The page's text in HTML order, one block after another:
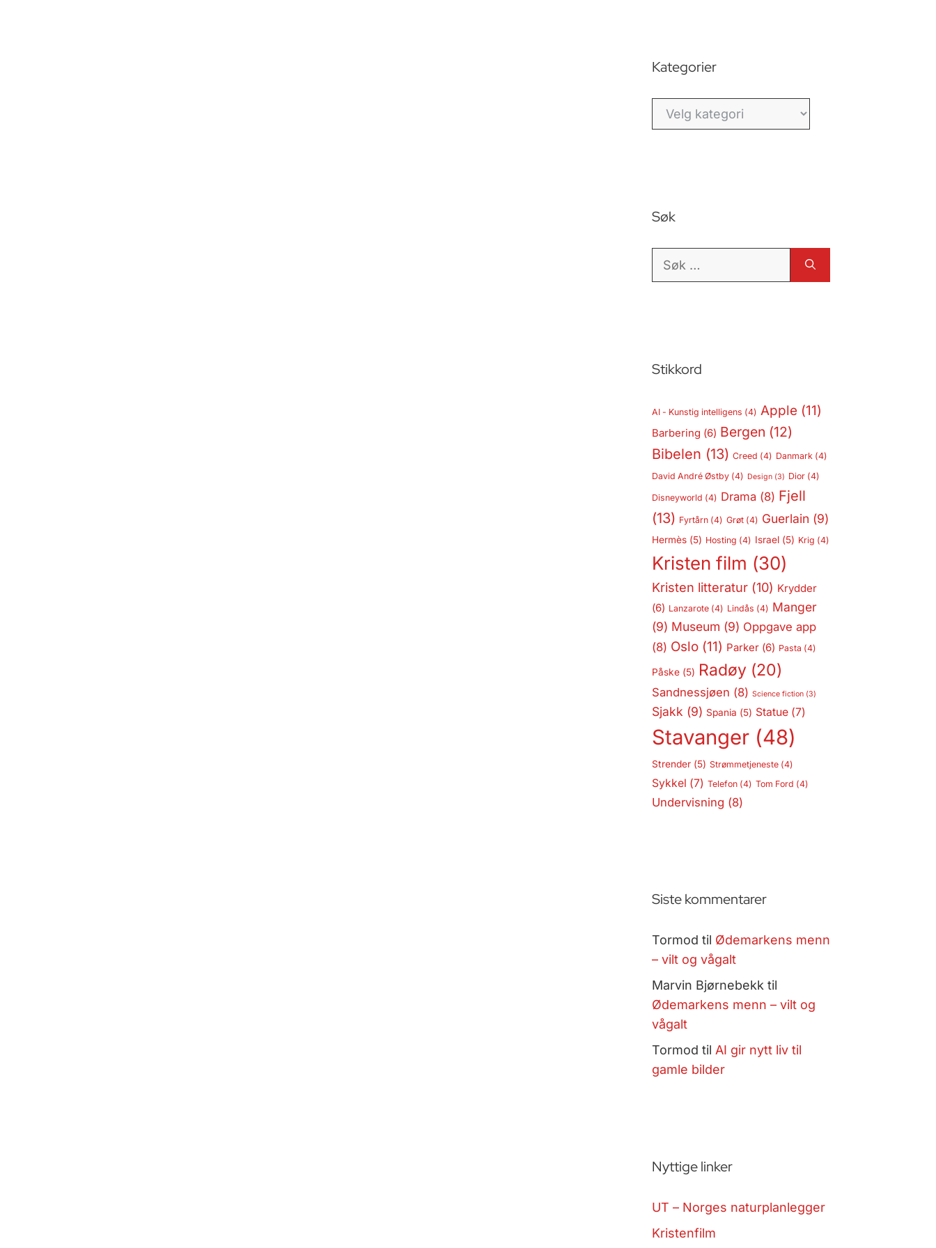
Kategorier
Kategorier
Søk
Søk
Stikkord
AI - Kunstig intelligens (4) Apple (11)
Barbering (6) Bergen (12)
Bibelen (13) Creed (4) Danmark(4)
David André Østby(4) Design(3) Dior(4)
Disneyworld (4) Drama (8) Fjell
(13) Fyrtårn(4) Grøt(4) Guerlain (9)
Hermès(5) Hosting (4) Israel(5) Krig (4)
Kristen film (30)
Kristen litteratur(10) Krydder
(6) Lanzarote(4) Lindås (4) Manger
(9) Museum (9) Oppgave app
(8) Oslo(11) Parker(6) Pasta (4)
Påske(5) Radøy(20)
Sandnessjøen (8) Science fiction(3)
Sjakk (9) Spania (5) Statue(7)
Stavanger(48)
Strender(5) Strømmetjeneste(4)
Sykkel (7) Telefon(4) Tom Ford (4)
Undervisning (8)
Siste kommentarer
Tormod til Ødemarkens menn
– vilt og vågalt
Marvin Bjørnebekk til
Ødemarkens menn – vilt og
vågalt
Tormod til AI gir nytt liv til
gamle bilder
Nyttige linker
UT – Norges naturplanlegger
Kristenfilm